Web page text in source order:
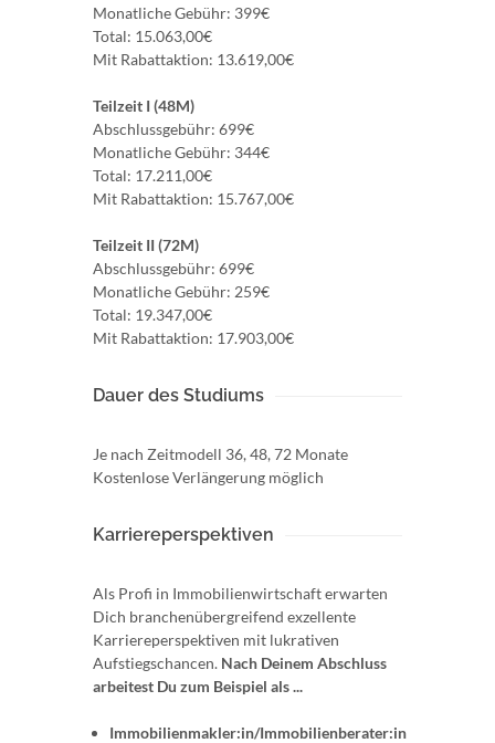
Monatliche Gebühr: 399€
Total: 15.063,00€
Mit Rabattaktion: 13.619,00€
Teilzeit I (48M)
Abschlussgebühr: 699€
Monatliche Gebühr: 344€
Total: 17.211,00€
Mit Rabattaktion: 15.767,00€
Teilzeit II (72M)
Abschlussgebühr: 699€
Monatliche Gebühr: 259€
Total: 19.347,00€
Mit Rabattaktion: 17.903,00€
Dauer des Studiums
Je nach Zeitmodell 36, 48, 72 Monate
Kostenlose Verlängerung möglich
Karriereperspektiven
Als Profi in Immobilienwirtschaft erwarten
Dich branchenübergreifend exzellente
Karriereperspektiven mit lukrativen
Aufstiegschancen. Nach Deinem Abschluss
arbeitest Du zum Beispiel als ...
Immobilienmakler:in/Immobilienberater:in